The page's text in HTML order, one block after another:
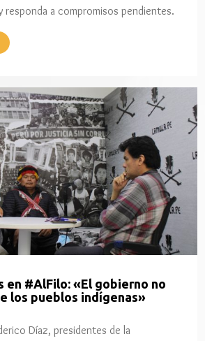
a compromisos pendientes.
en #AlFilo: «El gobierno no
los pueblos indígenas»
Díaz, presidentes de la